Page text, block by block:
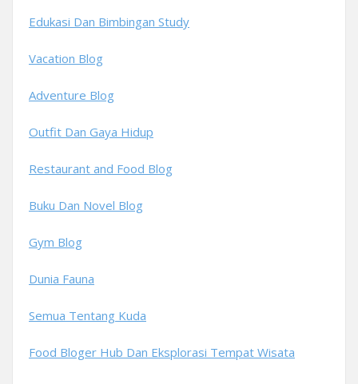
Edukasi Dan Bimbingan Study
Vacation Blog
Adventure Blog
Outfit Dan Gaya Hidup
Restaurant and Food Blog
Buku Dan Novel Blog
Gym Blog
Dunia Fauna
Semua Tentang Kuda
Food Bloger Hub Dan Eksplorasi Tempat Wisata